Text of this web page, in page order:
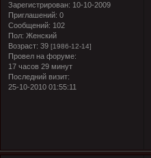
Зарегистрирован: 10-10-2009
Приглашений: 0
Сообщений: 102
Пол: Женский
Возраст: 39 [1986-12-14]
Провел на форуме:
17 часов 29 минут
Последний визит:
25-10-2010 01:55:11